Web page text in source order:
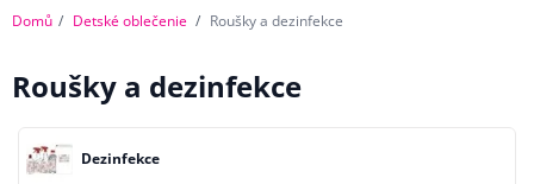
Domů Detské oblečenie Roušky a dezinfekce
Roušky a dezinfekce
Dezinfekce